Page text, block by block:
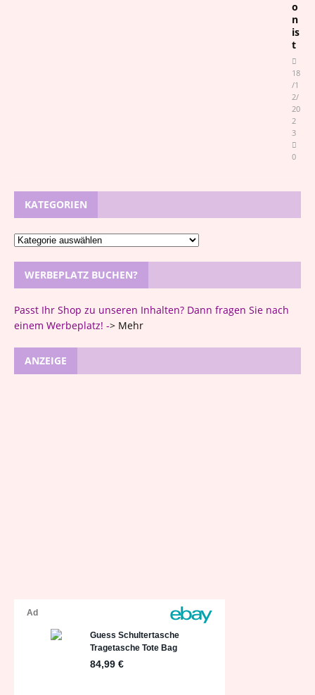
o
n
is
t
18
/1
2/
20
2
3
0
KATEGORIEN
WERBEPLATZ BUCHEN?
Passt Ihr Shop zu unseren Inhalten? Dann fragen Sie nach
einem Werbeplatz! -> Mehr
ANZEIGE